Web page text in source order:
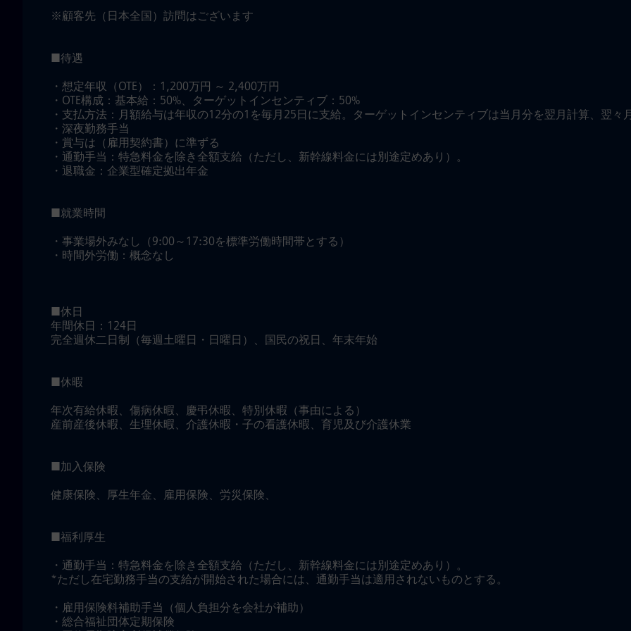
※顧客先（日本全国）訪問はございます
■待遇
・想定年収（OTE）：1,200万円 ～ 2,400万円
・OTE構成：基本給：50%、ターゲットインセンティブ：50%
・支払方法：月額給与は年収の12分の1を毎月25日に支給。ターゲットインセンティブは当月分を翌月計算、翌々
・深夜勤務手当
・賞与は（雇用契約書）に準ずる
・通勤手当：特急料金を除き全額支給（ただし、新幹線料金には別途定めあり）。
・退職金：企業型確定拠出年金
■就業時間
・事業場外みなし（9:00～17:30を標準労働時間帯とする）
・時間外労働：概念なし
■休日
年間休日：124日
完全週休二日制（毎週土曜日・日曜日）、国民の祝日、年末年始
■休暇
年次有給休暇、傷病休暇、慶弔休暇、特別休暇（事由による）
産前産後休暇、生理休暇、介護休暇・子の看護休暇、育児及び介護休業
■加入保険
健康保険、厚生年金、雇用保険、労災保険、
■福利厚生
・通勤手当：特急料金を除き全額支給（ただし、新幹線料金には別途定めあり）。
*ただし在宅勤務手当の支給が開始された場合には、通勤手当は適用されないものとする。
・雇用保険料補助手当（個人負担分を会社が補助）
・総合福祉団体定期保険